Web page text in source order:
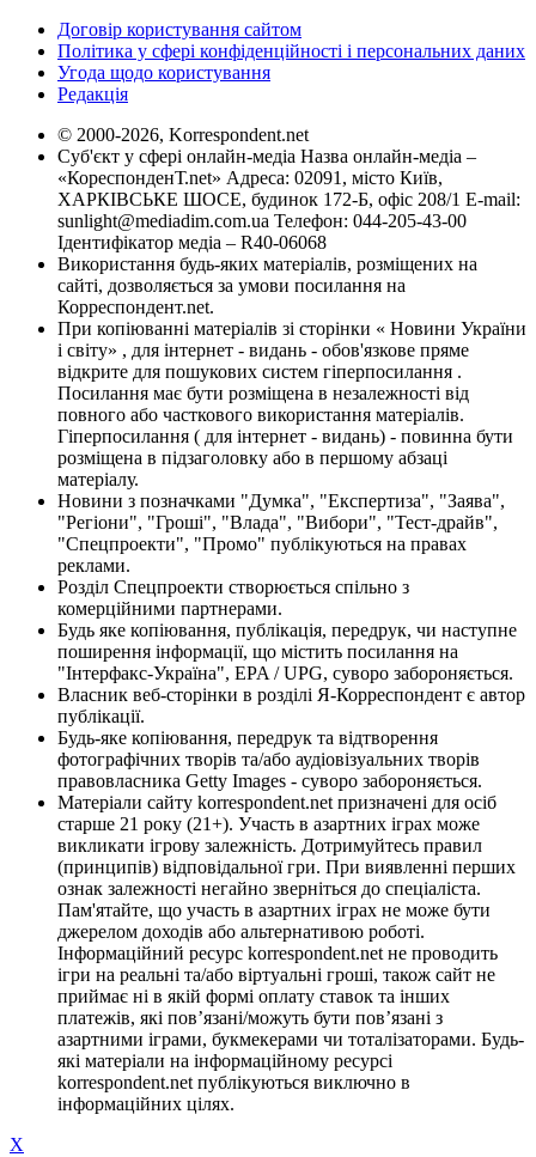
Договір користування сайтом
Політика у сфері конфіденційності і персональних даних
Угода щодо користування
Редакція
© 2000-2026, Korrespondent.net
Суб'єкт у сфері онлайн-медіа Назва онлайн-медіа –
«КореспонденТ.net» Адреса: 02091, місто Київ,
ХАРКІВСЬКЕ ШОСЕ, будинок 172-Б, офіс 208/1 E-mail:
sunlight@mediadim.com.ua Телефон: 044-205-43-00
Ідентифікатор медіа – R40-06068
Використання будь-яких матеріалів, розміщених на
сайті, дозволяється за умови посилання на
Корреспондент.net.
При копіюванні матеріалів зі сторінки « Новини України
і світу» , для інтернет - видань - обов'язкове пряме
відкрите для пошукових систем гіперпосилання .
Посилання має бути розміщена в незалежності від
повного або часткового використання матеріалів.
Гіперпосилання ( для інтернет - видань) - повинна бути
розміщена в підзаголовку або в першому абзаці
матеріалу.
Новини з позначками "Думка", "Експертиза", "Заява",
"Регіони", "Гроші", "Влада", "Вибори", "Тест-драйв",
"Спецпроекти", "Промо" публікуються на правах
реклами.
Розділ Спецпроекти створюється спільно з
комерційними партнерами.
Будь яке копіювання, публікація, передрук, чи наступне
поширення інформації, що містить посилання на
"Інтерфакс-Україна", EPA / UPG, суворо забороняється.
Власник веб-сторінки в розділі Я-Корреспондент є автор
публікації.
Будь-яке копіювання, передрук та відтворення
фотографічних творів та/або аудіовізуальних творів
правовласника Getty Images - суворо забороняється.
Матеріали сайту korrespondent.net призначені для осіб
старше 21 року (21+). Участь в азартних іграх може
викликати ігрову залежність. Дотримуйтесь правил
(принципів) відповідальної гри. При виявленні перших
ознак залежності негайно зверніться до спеціаліста.
Пам'ятайте, що участь в азартних іграх не може бути
джерелом доходів або альтернативою роботі.
Інформаційний ресурс korrespondent.net не проводить
ігри на реальні та/або віртуальні гроші, також сайт не
приймає ні в якій формі оплату ставок та інших
платежів, які пов’язані/можуть бути пов’язані з
азартними іграми, букмекерами чи тоталізаторами. Будь-
які матеріали на інформаційному ресурсі
korrespondent.net публікуються виключно в
інформаційних цілях.
X